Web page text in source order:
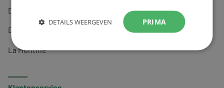
Dermagíq
Draisma
La Montine
PRIMA
DETAILS WEERGEVEN